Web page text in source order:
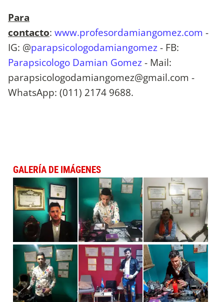
Para
contacto: www.profesordamiangomez.com -
IG: @parapsicologodamiangomez- FB:
Parapsicologo Damian Gomez- Mail:
parapsicologodamiangomez@gmail.com -
WhatsApp: (011) 2174 9688.
GALERÍA DE IMÁGENES